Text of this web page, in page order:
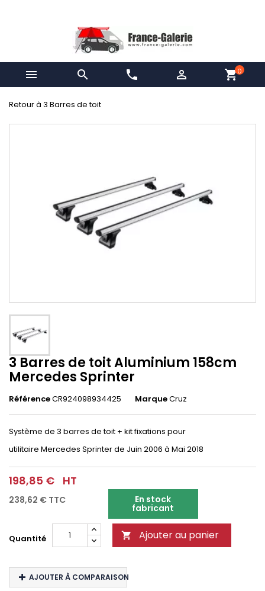
  phone  shopping_cart0
Retour à 3 Barres de toit
3 Barres de toit Aluminium 158cm
Mercedes Sprinter
RéférenceCR924098934425 MarqueCruz
Système de 3 barres de toit + kit fixations pour
utilitaire Mercedes Sprinterde Juin 2006 à Mai 2018
198,85 € HT
238,62 € TTC En stock
fabricant
Quantité  Ajouter au panier
AJOUTER À COMPARAISON